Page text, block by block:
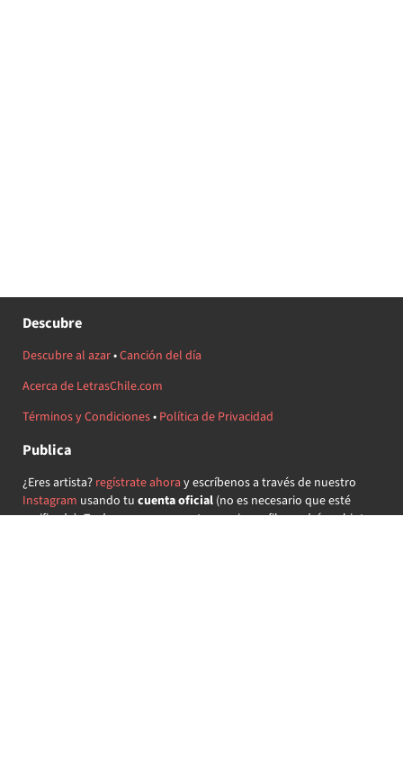
Descubre
Descubre al azar•Canción del día
Acerca de LetrasChile.com
Términos y Condiciones• Política de Privacidad
Publica
¿Eres artista? regístrate ahora y escríbenos a través de nuestro
Instagram usando tu cuenta oficial(no es necesario que esté
verificada) ¡Te daremos acceso a tu propio perfil y podrás subir tus